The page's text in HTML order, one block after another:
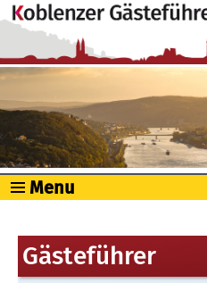
Menu
Gästeführer